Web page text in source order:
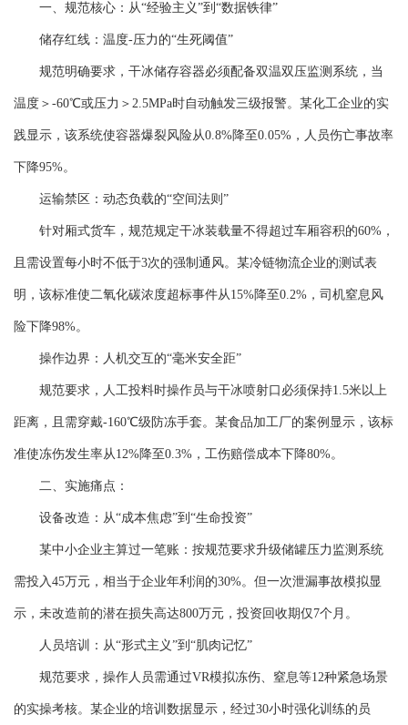
一、规范核心：从“经验主义”到“数据铁律”
储存红线：温度-压力的“生死阈值”
规范明确要求，干冰储存容器必须配备双温双压监测系统，当
温度＞-60℃或压力＞2.5MPa时自动触发三级报警。某化工企业的实
践显示，该系统使容器爆裂风险从0.8%降至0.05%，人员伤亡事故率
下降95%。
运输禁区：动态负载的“空间法则”
针对厢式货车，规范规定干冰装载量不得超过车厢容积的60%，
且需设置每小时不低于3次的强制通风。某冷链物流企业的测试表
明，该标准使二氧化碳浓度超标事件从15%降至0.2%，司机窒息风
险下降98%。
操作边界：人机交互的“毫米安全距”
规范要求，人工投料时操作员与干冰喷射口必须保持1.5米以上
距离，且需穿戴-160℃级防冻手套。某食品加工厂的案例显示，该标
准使冻伤发生率从12%降至0.3%，工伤赔偿成本下降80%。
二、实施痛点：
设备改造：从“成本焦虑”到“生命投资”
某中小企业主算过一笔账：按规范要求升级储罐压力监测系统
需投入45万元，相当于企业年利润的30%。但一次泄漏事故模拟显
示，未改造前的潜在损失高达800万元，投资回收期仅7个月。
人员培训：从“形式主义”到“肌肉记忆”
规范要求，操作人员需通过VR模拟冻伤、窒息等12种紧急场景
的实操考核。某企业的培训数据显示，经过30小时强化训练的员